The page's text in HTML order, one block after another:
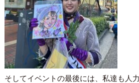
そしてイベントの最後には、私達も人